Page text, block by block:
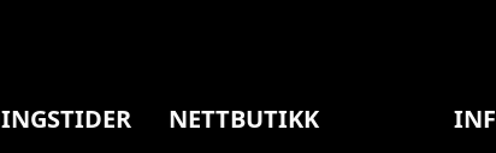
NETTBUTIKK